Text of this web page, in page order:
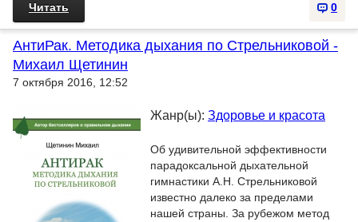
0
Читать
АнтиРак. Методика дыхания по Стрельниковой -
Михаил Щетинин
7 октября 2016, 12:52
Жанр(ы): Здоровье и красота
Об удивительной эффективности
парадоксальной дыхательной
гимнастики А.Н. Стрельниковой
известно далеко за пределами
нашей страны. За рубежом метод